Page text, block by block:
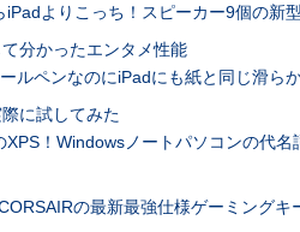
iPadよりこっち！スピーカー9個の新
分かったエンタメ性能
ルペンなのにiPadにも紙と同じ滑ら
に試してみた
XPS！Windowsノートパソコンの代名
の最新最強仕様ゲーミング